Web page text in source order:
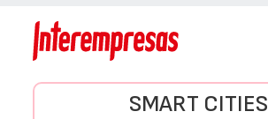
SMART CITIES